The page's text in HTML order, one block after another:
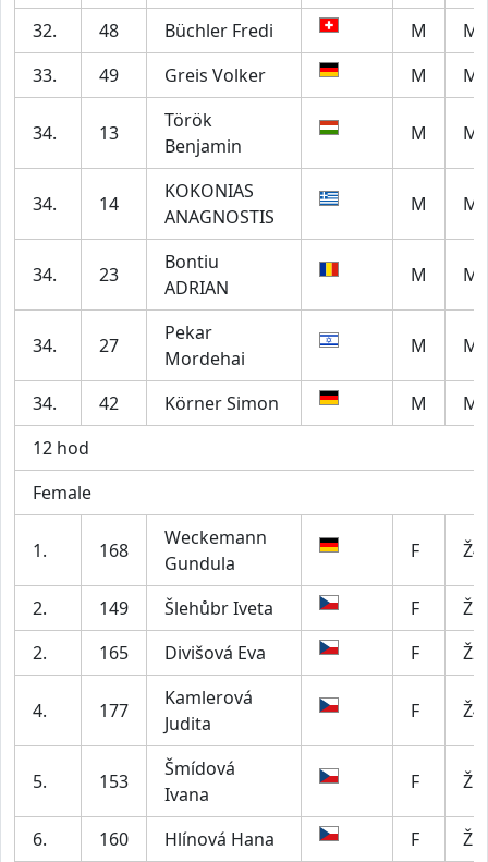
32. 48 Büchler Fredi M
33.
49 Greis Volker M
34. 13
Török
Benjamin
M
34. 14
KOKONIAS
ANAGNOSTIS
M
34. 23
Bontiu
ADRIAN
M
34. 27
Pekar
Mordehai
M
34. 42 Körner Simon M
12 hod
Female
1. 168
Weckemann
Gundula
F
2. 149 Šlehůbr Iveta F
2.
165 Divišová Eva F
4. 177
Kamlerová
Judita
F
5. 153
Šmídová
Ivana
F
6. 160 Hlínová Hana F